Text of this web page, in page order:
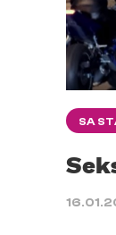
SA